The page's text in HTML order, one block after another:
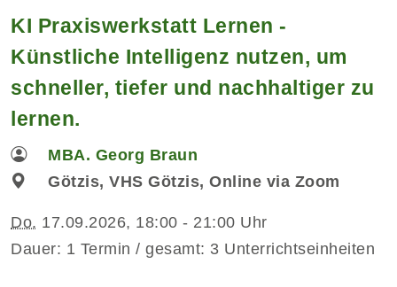
KI Praxiswerkstatt Lernen -
Künstliche Intelligenz nutzen, um
schneller, tiefer und nachhaltiger zu
lernen.
MBA. Georg Braun
Götzis, VHS Götzis, Online via Zoom
Do. 17.09.2026, 18:00 - 21:00 Uhr
Dauer: 1 Termin / gesamt: 3 Unterrichtseinheiten